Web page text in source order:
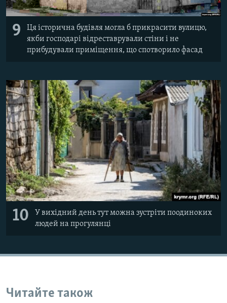
9
Ця історична будівля могла б прикрасити вулицю,
якби господарі відреставрували стіни і не
прибудували приміщення, що спотворило фасад
10
У вихідний день тут можна зустріти поодиноких
людей на прогулянці
Читайте також